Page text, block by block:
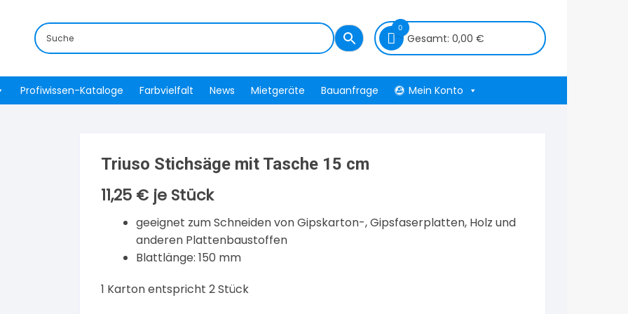
0
Gesamt: 0,00 €
Profiwissen-Kataloge Farbvielfalt News Mietgeräte Bauanfrage Mein Konto
Triuso Stichsäge mit Tasche 15 cm
11,25 € je Stück
geeignet zum Schneiden von Gipskarton-, Gipsfaserplatten, Holz und
anderen Plattenbaustoffen
Blattlänge: 150 mm
1 Karton entspricht 2 Stück